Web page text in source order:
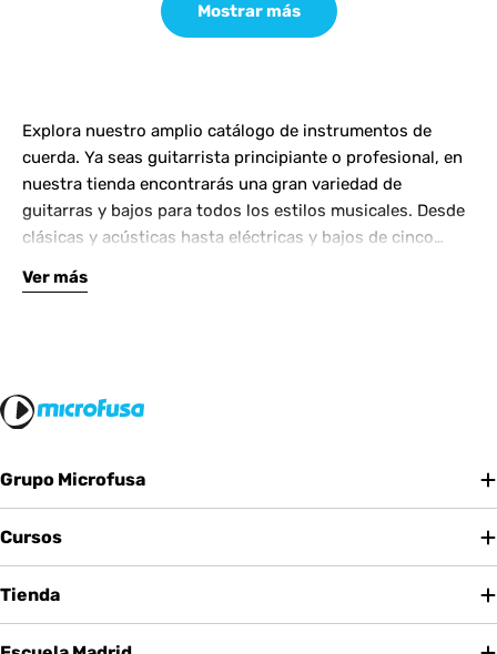
Mostrar más
Explora nuestro amplio catálogo de instrumentos de
cuerda. Ya seas guitarrista principiante o profesional, en
nuestra tienda encontrarás una gran variedad de
guitarras y bajos para todos los estilos musicales. Desde
clásicas y acústicas hasta eléctricas y bajos de cinco
Complementa tu instrumento con amplificadores de
Ver más
Grupo Microfusa
Cursos
Tienda